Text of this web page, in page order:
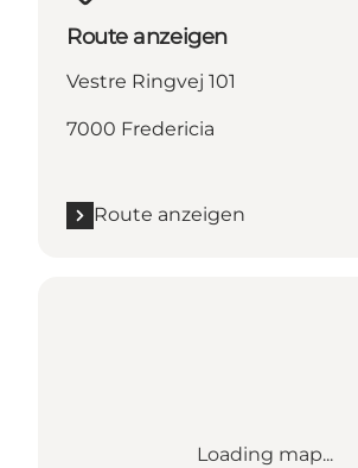
Route anzeigen
Vestre Ringvej 101
7000 Fredericia
Route anzeigen
Loading map...